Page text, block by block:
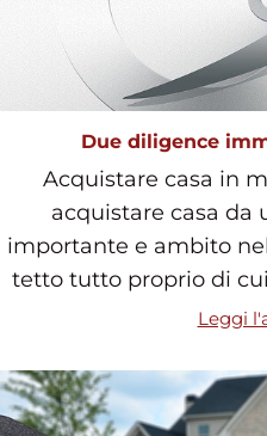
Due diligence
Acquistare casa in
acquistare casa da
importante e ambito
tetto tutto proprio di
Leggi